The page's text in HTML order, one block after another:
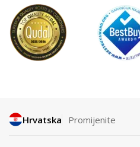
Hrvatska Promijenite